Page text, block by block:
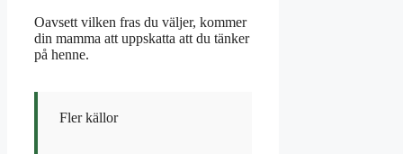
Oavsett vilken fras du väljer, kommer
din mamma att uppskatta att du tänker
på henne.
Fler källor